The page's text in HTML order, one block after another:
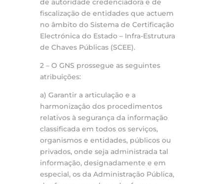
de autoridade credenciadora e de
fiscalização de entidades que actuem
no âmbito do Sistema de Certificação
Electrónica do Estado – Infra-Estrutura
de Chaves Públicas (SCEE).
2 – O GNS prossegue as seguintes
atribuições:
a) Garantir a articulação e a
harmonização dos procedimentos
relativos à segurança da informação
classificada em todos os serviços,
organismos e entidades, públicos ou
privados, onde seja administrada tal
informação, designadamente e em
especial, os da Administração Pública,